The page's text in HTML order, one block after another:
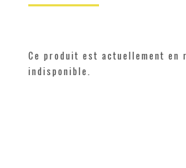
Ce produit est actuellement en
indisponible.